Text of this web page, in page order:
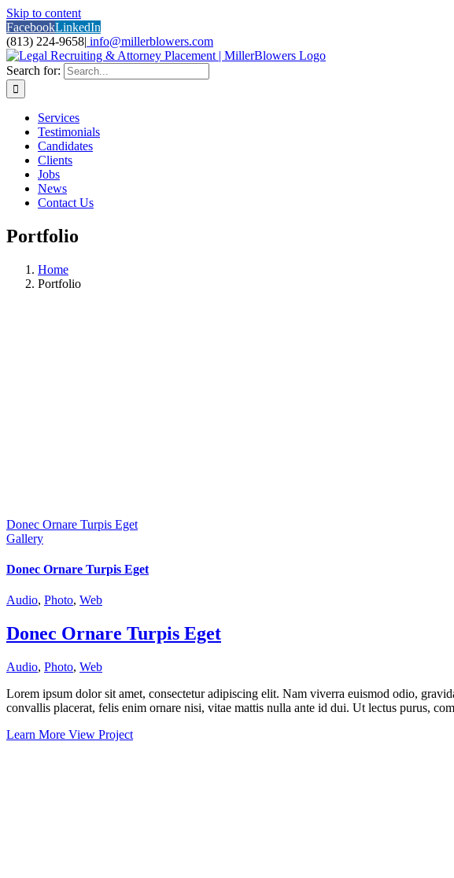
Skip to content
FacebookLinkedIn
(813) 224-9658| info@millerblowers.com
Search for:
Services
Testimonials
Candidates
Clients
Jobs
News
Contact Us
Portfolio
Home
Portfolio
Donec Ornare Turpis Eget
Gallery
Donec Ornare Turpis Eget
Audio, Photo, Web
Donec Ornare Turpis Eget
Audio, Photo, Web
Lorem ipsum dolor sit amet, consectetur adipiscing elit. Nam viverra euismod odio,
convallis placerat, felis enim ornare nisi, vitae mattis nulla ante id dui. Ut lectus purus,
Learn More View Project